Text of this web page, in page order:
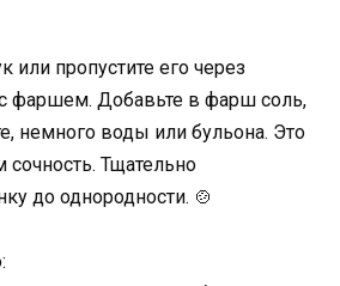
или пропустите его через
фаршем. Добавьте в фарш соль,
немного воды или бульона. Это
Тщательно
до однородности. 🍲